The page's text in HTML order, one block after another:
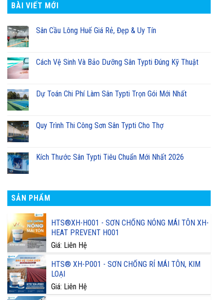
BÀI VIẾT MỚI
Sân Cầu Lông Huế Giá Rẻ, Đẹp & Uy Tín
Cách Vệ Sinh Và Bảo Dưỡng Sân Typti Đúng Kỹ Thuật
Dự Toán Chi Phí Làm Sân Typti Trọn Gói Mới Nhất
Quy Trình Thi Công Sơn Sân Typti Cho Thợ
Kích Thước Sân Typti Tiêu Chuẩn Mới Nhất 2026
SẢN PHẨM
HTS®XH-H001 - SƠN CHỐNG NÓNG MÁI TÔN XH-
HEAT PREVENT H001
Giá: Liên Hệ
HTS® XH-P001 - SƠN CHỐNG RỈ MÁI TÔN, KIM
LOẠI
Giá: Liên Hệ